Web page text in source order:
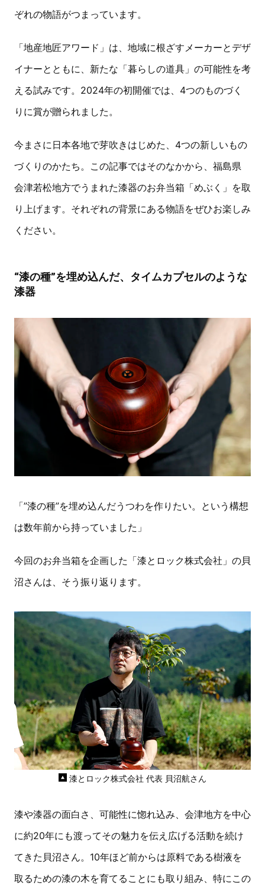
ぞれの物語がつまっています。
「地産地匠アワード」は、地域に根ざすメーカーとデザ
イナーとともに、新たな「暮らしの道具」の可能性を考
える試みです。2024年の初開催では、4つのものづく
りに賞が贈られました。
今まさに日本各地で芽吹きはじめた、4つの新しいもの
づくりのかたち。この記事ではそのなかから、福島県
会津若松地方でうまれた漆器のお弁当箱「めぶく」を取
り上げます。それぞれの背景にある物語をぜひお楽しみ
ください。
“漆の種”を埋め込んだ、タイムカプセルのような
漆器
「”漆の種”を埋め込んだうつわを作りたい。という構想
は数年前から持っていました」
今回のお弁当箱を企画した「漆とロック株式会社」の貝
沼さんは、そう振り返ります。
漆とロック株式会社 代表 貝沼航さん
漆や漆器の面白さ、可能性に惚れ込み、会津地方を中心
に約20年にも渡ってその魅力を伝え広げる活動を続け
てきた貝沼さん。10年ほど前からは原料である樹液を
取るための漆の木を育てることにも取り組み、特にこの